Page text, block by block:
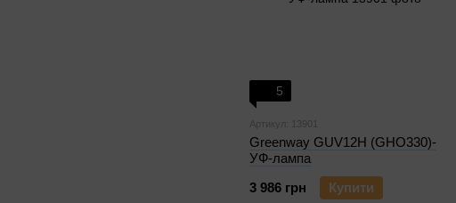
5
Артикул: 13901
Greenway GUV12H (GHO330)-
УФ-лампа
3 986 грн
Купити